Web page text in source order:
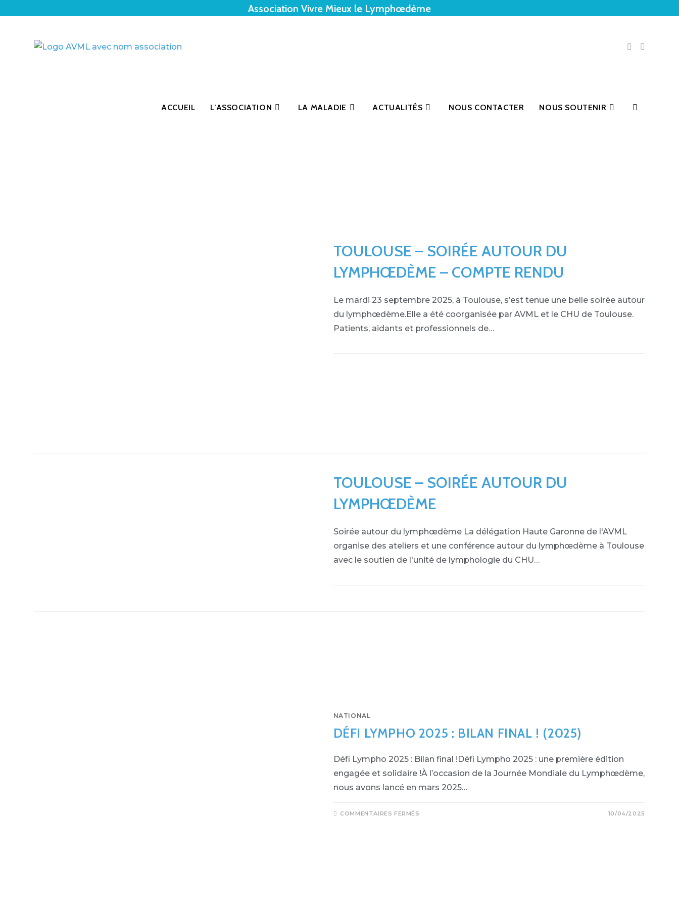
Association Vivre Mieux le Lymphœdème
ACCUEIL L’ASSOCIATION LA MALADIE ACTUALITÉS NOUS CONTACTER NOUS SOUTENIR
TOULOUSE – SOIRÉE AUTOUR DU
LYMPHŒDÈME – COMPTE RENDU
Le mardi 23 septembre 2025, à Toulouse, s’est tenue une belle soirée autour
du lymphœdème.Elle a été coorganisée par AVML et le CHU de Toulouse.
Patients, aidants et professionnels de…
TOULOUSE – SOIRÉE AUTOUR DU
LYMPHŒDÈME
Soirée autour du lymphœdème La délégation Haute Garonne de l'AVML
organise des ateliers et une conférence autour du lymphœdème à Toulouse
avec le soutien de l'unité de lymphologie du CHU…
NATIONAL
DÉFI LYMPHO 2025 : BILAN FINAL ! (2025)
Défi Lympho 2025 : Bilan final !Défi Lympho 2025 : une première édition
engagée et solidaire !À l’occasion de la Journée Mondiale du Lymphœdème,
nous avons lancé en mars 2025…
COMMENTAIRES FERMÉS 10/04/2025